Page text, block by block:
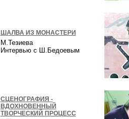
ШАЛВА ИЗ МОНАСТЕРИ
М.Тезиева
Интервью с Ш.Бедоевым
СЦЕНОГРАФИЯ -
ВДОХНОВЕННЫЙ
ТВОРЧЕСКИЙ ПРОЦЕСС